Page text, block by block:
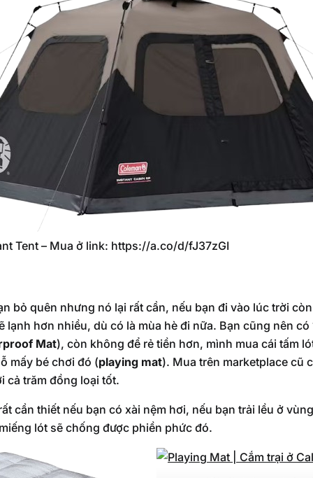
Tent – Mua ở link: https://a.co/d/fJ37zGI
bỏ quên nhưng nó lại rất cần, nếu bạn đi vào lúc trời
lạnh hơn nhiều, dù có là mùa hè đi nữa. Bạn cũng nên có
Mat), còn không để rẻ tiền hơn, mình mua cái tấm
mấy bé chơi đó (playing mat). Mua trên marketplace cũ
cả trăm đồng loại tốt.
cần thiết nếu bạn có xài nệm hơi, nếu bạn trải lều ở
lót sẽ chống được phiền phức đó.